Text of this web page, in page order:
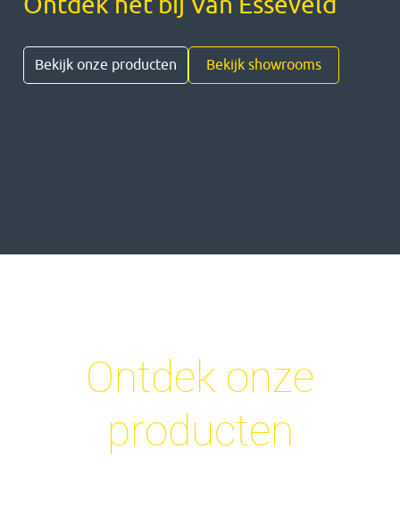
Bekijk onze producten Bekijk showrooms
Ontdek onze
producten